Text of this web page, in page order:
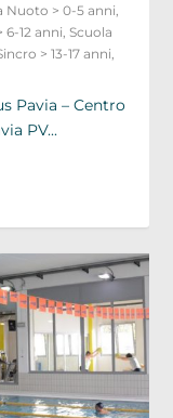
Nuoto > 0-5 anni
6-12 anni ,Scuola
> 13-17 anni
Pavia – Centro
PV...